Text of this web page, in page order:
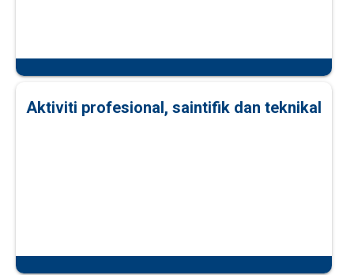
Aktiviti profesional, saintifik dan teknikal